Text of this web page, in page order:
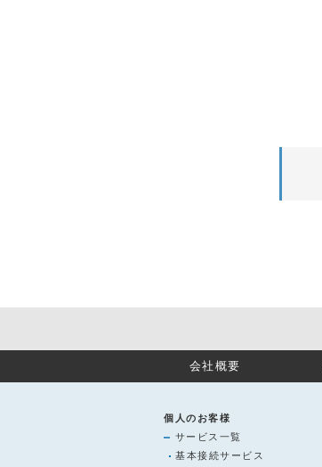
会社概要
個人のお客様
サービス一覧
基本接続サービス